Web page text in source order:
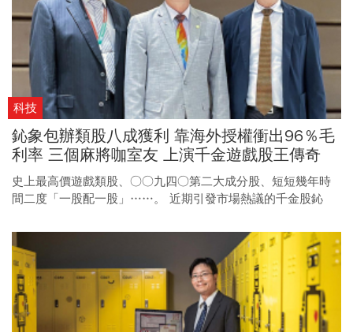
科技
鈊象包辦類股八成獲利 靠海外授權衝出96％毛
利率 三個麻將咖室友 上演千金遊戲股王傳奇
史上最高價遊戲類股、○○九四○第二大成分股、短短幾年時
間二度「一股配一股」……。 近期引發市場熱議的千金股鈊